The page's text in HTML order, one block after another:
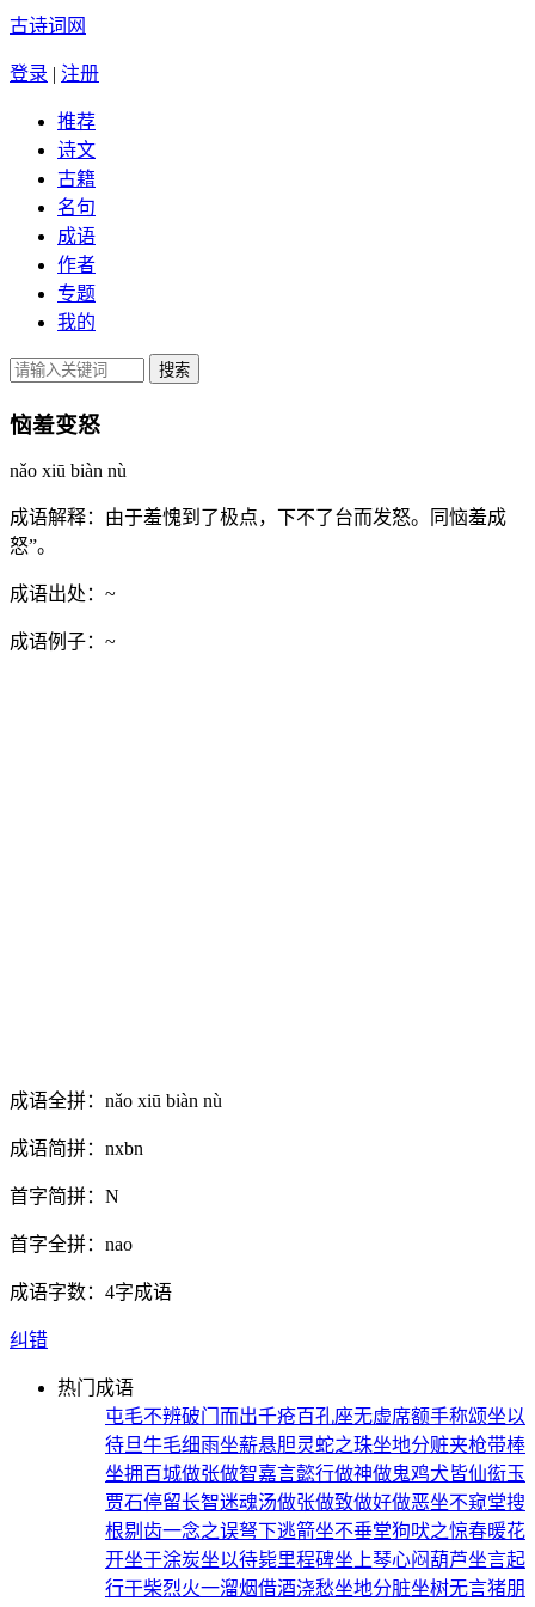
古诗词网
登录 | 注册
推荐
诗文
古籍
名句
成语
作者
专题
我的
恼羞变怒
nǎo xiū biàn nù
成语解释： 由于羞愧到了极点，下不了台而发怒。同恼羞成
怒”。
成语出处： ~
成语例子： ~
成语全拼： nǎo xiū biàn nù
成语简拼： nxbn
首字简拼： N
首字全拼： nao
成语字数： 4字成语
纠错
热门成语
屯毛不辨破门而出千疮百孔座无虚席额手称颂坐以
待旦牛毛细雨坐薪悬胆灵蛇之珠坐地分赃夹枪带棒
坐拥百城做张做智嘉言懿行做神做鬼鸡犬皆仙衒玉
贾石停留长智迷魂汤做张做致做好做恶坐不窥堂搜
根剔齿一念之误弩下逃箭坐不垂堂狗吠之惊春暖花
开坐于涂炭坐以待毙里程碑坐上琴心闷葫芦坐言起
行干柴烈火一溜烟借酒浇愁坐地分脏坐树无言猪朋